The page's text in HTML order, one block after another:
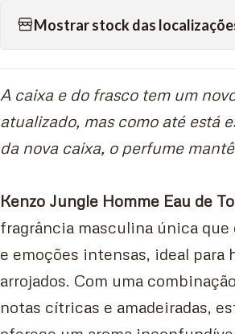
Mostrar stock das
A caixa e do frasco tem um
atualizado, mas como até está
da nova caixa, o perfume
Kenzo Jungle Homme Eau de
fragrância masculina única que
e emoções intensas, ideal para
arrojados. Com uma
notas cítricas e amadeiradas,